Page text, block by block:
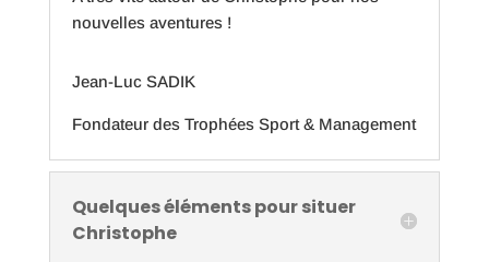
nouvelles aventures !
Jean-Luc SADIK
Fondateur des Trophées Sport & Management
Quelques éléments pour situer
Christophe